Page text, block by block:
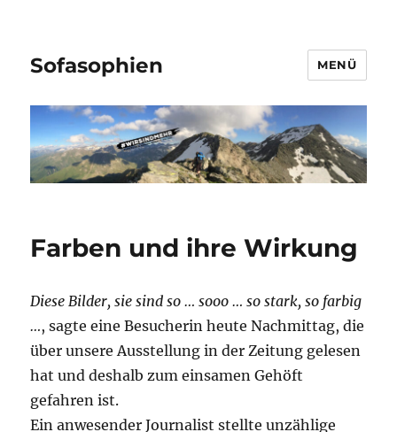
Sofasophien MENÜ
Farben und ihre Wirkung
Diese Bilder, sie sind so … sooo … so stark, so farbig
…, sagte eine Besucherin heute Nachmittag, die
über unsere Ausstellung in der Zeitung gelesen
hat und deshalb zum einsamen Gehöft
gefahren ist.
Ein anwesender Journalist stellte unzählige